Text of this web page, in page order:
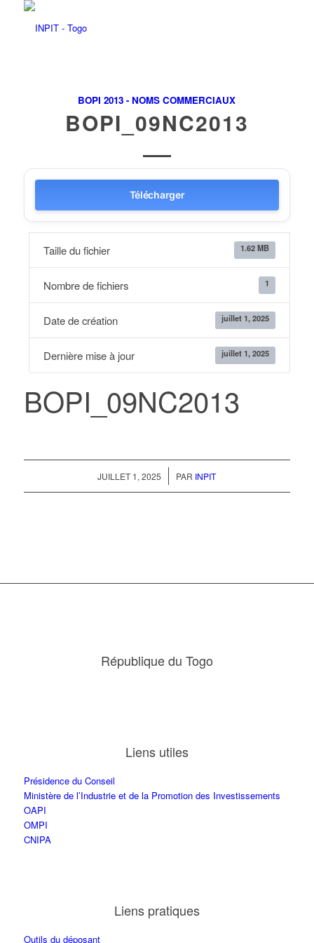
BOPI 2013 - NOMS COMMERCIAUX
BOPI_09NC2013
Télécharger
Taille du fichier 1.62 MB
Nombre de fichiers 1
Date de création juillet 1, 2025
Dernière mise à jour juillet 1, 2025
BOPI_09NC2013
JUILLET 1, 2025
/ PAR INPIT
République du Togo
Liens utiles
Présidence du Conseil
Ministère de l’Industrie et de la Promotion des Investissements
OAPI
OMPI
CNIPA
Liens pratiques
Outils du déposant